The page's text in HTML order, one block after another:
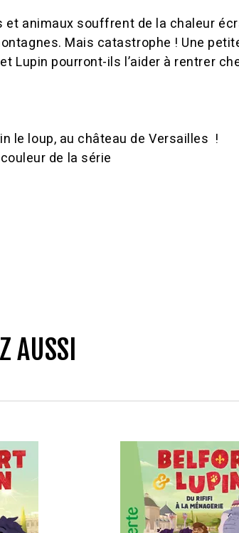
et animaux souffrent de la chaleur
Mais catastrophe ! Une
Lupin pourront-ils l’aider à rentrer
le loup, au château de Versailles !
de la série
AUSSI